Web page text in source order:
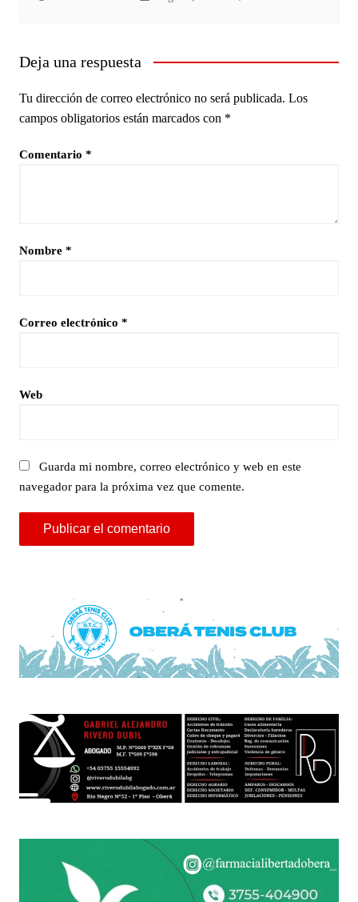
Deja una respuesta
Tu dirección de correo electrónico no será publicada. Los
campos obligatorios están marcados con *
Comentario *
Nombre *
Correo electrónico *
Web
Guarda mi nombre, correo electrónico y web en este
navegador para la próxima vez que comente.